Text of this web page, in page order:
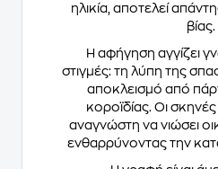
ηλικία, αποτελεί
βίας.
Η αφήγηση αγγίζει
στιγμές: τη λύπη της
αποκλεισμό από
κοροϊδίας. Οι
αναγνώστη να νιώσει
ενθαρρύνοντας την